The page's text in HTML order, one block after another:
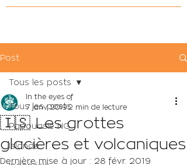
Post
Tous les posts
Papouasie NG
Islande
Tous les posts
🇮🇸 Les grottes
glacières et volcaniques
In the eyes of
7 janv. 2019 2 min de lecture
Dernière mise à jour : 28 févr. 2019